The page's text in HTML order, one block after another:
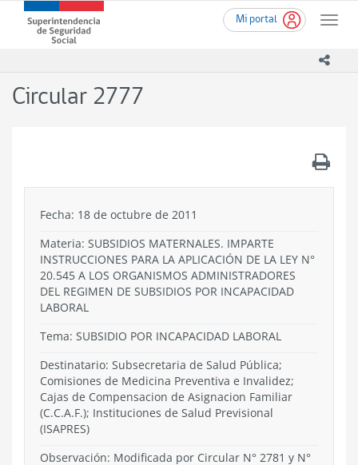
contenido
Mi portal
Toggle
Superintendencia
de
-
Circular 2777
Fecha: 18 de octubre de 2011
Materia: SUBSIDIOS MATERNALES. IMPARTE
INSTRUCCIONES PARA LA APLICACIÓN DE LA LEY N°
20.545 A LOS ORGANISMOS ADMINISTRADORES
DEL REGIMEN DE SUBSIDIOS POR INCAPACIDAD
LABORAL
Tema: SUBSIDIO POR INCAPACIDAD LABORAL
Destinatario: Subsecretaria de Salud Pública;
Comisiones de Medicina Preventiva e Invalidez;
Cajas de Compensacion de Asignacion Familiar
(C.C.A.F.); Instituciones de Salud Previsional
(ISAPRES)
Observación: Modificada por Circular N° 2781 y N°